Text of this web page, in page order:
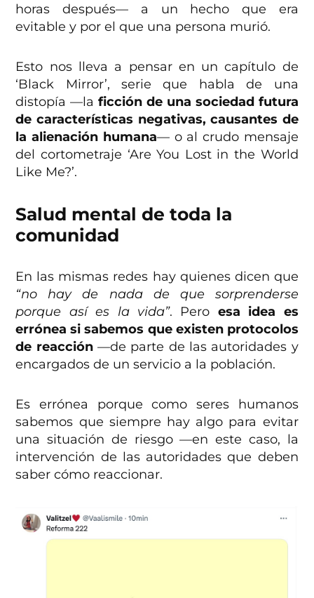
horas después— a un hecho que era
evitable y por el que una persona murió.
Esto nos lleva a pensar en un capítulo de
‘Black Mirror’, serie que habla de una
distopía —laficción de una sociedad futura
de características negativas, causantes de
la alienación humana— o al crudo mensaje
del cortometraje ‘Are You Lost in the World
Like Me?’.
Salud mental de toda la
comunidad
En las mismas redes hay quienes dicen que
“no hay de nada de que sorprenderse
porque así es la vida”. Pero esa idea es
errónea si sabemos que existen protocolos
de reacción—de parte de las autoridades y
encargados de un servicio a la población.
Es errónea porque como seres humanos
sabemos que siempre hay algo para evitar
una situación de riesgo —en este caso, la
intervención de las autoridades que deben
saber cómo reaccionar.